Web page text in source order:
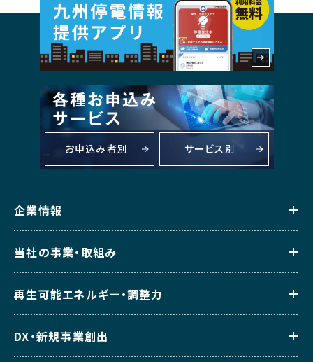
お申込み者別 サービス別
企業情報
当社の事業・取組み
再生可能エネルギー・調整力
DX・新規事業創出